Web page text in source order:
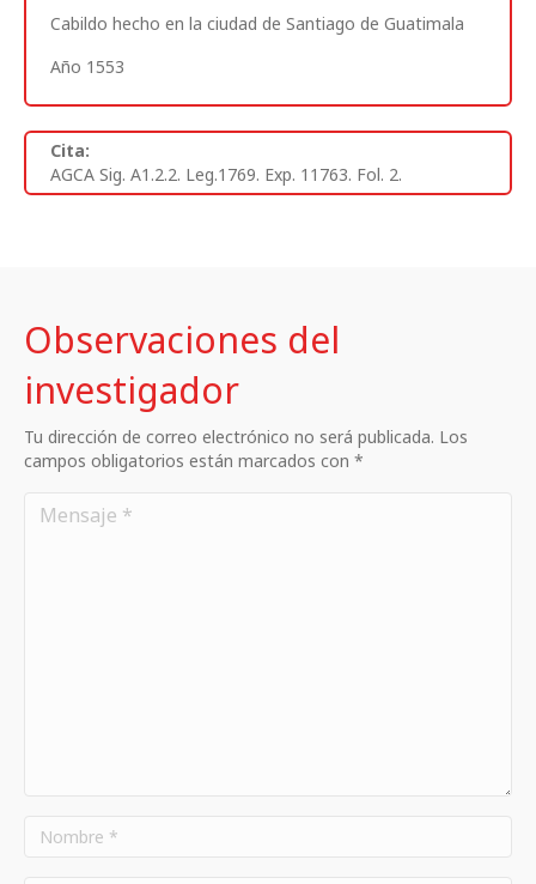
Cabildo hecho en la ciudad de Santiago de Guatimala
Año 1553
Cita:
AGCA Sig. A1.2.2. Leg.1769. Exp. 11763. Fol. 2.
Observaciones del
investigador
Tu dirección de correo electrónico no será publicada. Los
campos obligatorios están marcados con *